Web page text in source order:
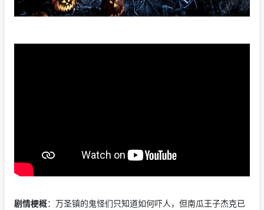
剧情梗概：万圣镇的鬼怪们只知道如何吓人，但南瓜王子杰克已